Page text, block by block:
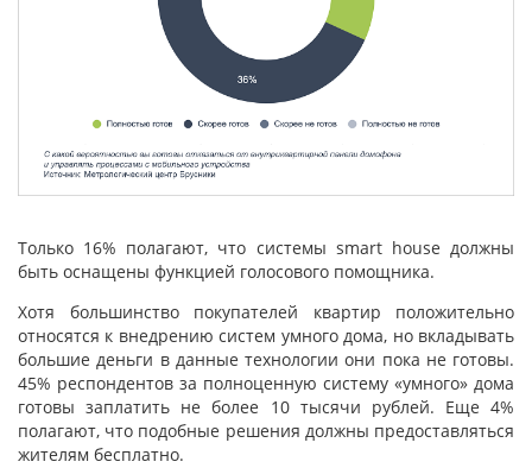
Только 16% полагают, что системы smart house должны
быть оснащены функцией голосового помощника.
Хотя большинство покупателей квартир положительно
относятся к внедрению систем умного дома, но вкладывать
большие деньги в данные технологии они пока не готовы.
45% респондентов за полноценную систему «умного» дома
готовы заплатить не более 10 тысячи рублей. Еще 4%
полагают, что подобные решения должны предоставляться
жителям бесплатно.